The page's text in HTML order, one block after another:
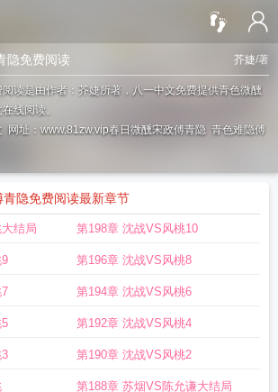
芥婕/著
隐免费阅读
读是由作者：芥婕所著，八一中文免费提供青色微醺
线阅读。
网址：www.81zw.vip春日微醺宋政傅青隐 青色难隐傅
隐免费阅读最新章节
结局 第198章 沈战VS风桃10
第196章 沈战VS风桃8
第194章 沈战VS风桃6
第192章 沈战VS风桃4
第190章 沈战VS风桃2
第188章 苏烟VS陈允谦大结局